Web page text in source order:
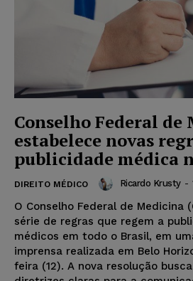
Conselho Federal de
estabelece novas
publicidade médica
DIREITO MÉDICO Ricardo Krusty -
O Conselho Federal de Medicina
série de regras que regem a
médicos em todo o Brasil, em
imprensa realizada em Belo
feira (12). A nova resolução